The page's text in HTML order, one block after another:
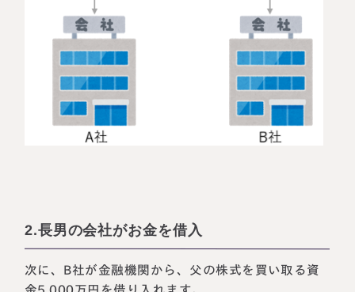
2.長男の会社がお金を借入
次に、B社が金融機関から、父の株式を買い取る資
金5,000万円を借り入れます。